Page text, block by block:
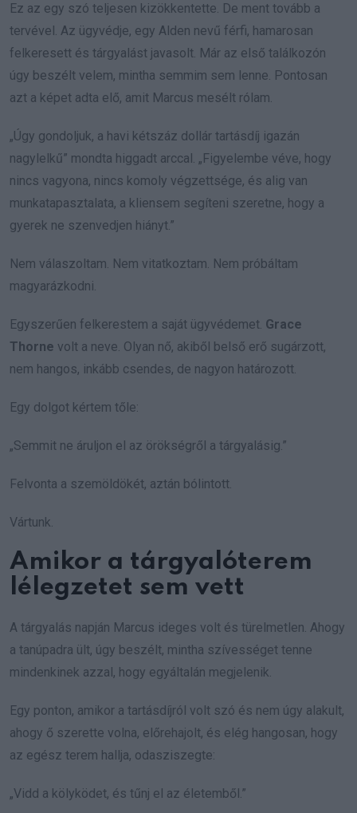
Ez az egy szó teljesen kizökkentette. De ment tovább a
tervével. Az ügyvédje, egy Alden nevű férfi, hamarosan
felkeresett és tárgyalást javasolt. Már az első találkozón
úgy beszélt velem, mintha semmim sem lenne. Pontosan
azt a képet adta elő, amit Marcus mesélt rólam.
„Úgy gondoljuk, a havi kétszáz dollár tartásdíj igazán
nagylelkű” mondta higgadt arccal. „Figyelembe véve, hogy
nincs vagyona, nincs komoly végzettsége, és alig van
munkatapasztalata, a kliensem segíteni szeretne, hogy a
gyerek ne szenvedjen hiányt.”
Nem válaszoltam. Nem vitatkoztam. Nem próbáltam
magyarázkodni.
Egyszerűen felkerestem a saját ügyvédemet. Grace
Thorne volt a neve. Olyan nő, akiből belső erő sugárzott,
nem hangos, inkább csendes, de nagyon határozott.
Egy dolgot kértem tőle:
„Semmit ne áruljon el az örökségről a tárgyalásig.”
Felvonta a szemöldökét, aztán bólintott.
Vártunk.
Amikor a tárgyalóterem
lélegzetet sem vett
A tárgyalás napján Marcus ideges volt és türelmetlen. Ahogy
a tanúpadra ült, úgy beszélt, mintha szívességet tenne
mindenkinek azzal, hogy egyáltalán megjelenik.
Egy ponton, amikor a tartásdíjról volt szó és nem úgy alakult,
ahogy ő szerette volna, előrehajolt, és elég hangosan, hogy
az egész terem hallja, odasziszegte:
„Vidd a kölyködet, és tűnj el az életemből.”